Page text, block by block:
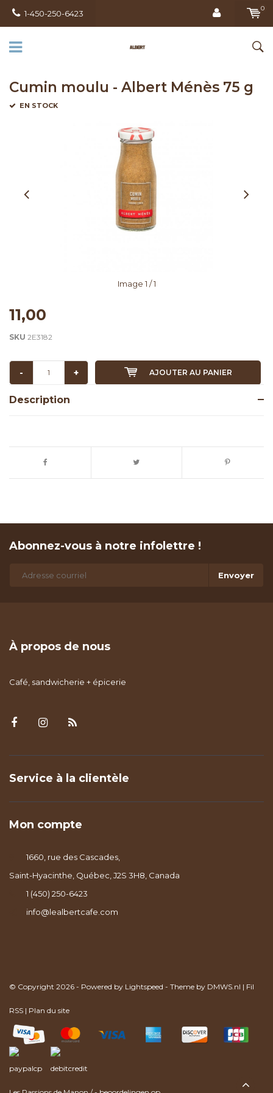
1-450-250-6423
0
Cumin moulu - Albert Ménès 75 g
EN STOCK
Image 1 / 1
11,00
SKU 2E3182
- + AJOUTER AU PANIER
Description
Abonnez-vous à notre infolettre !
Envoyer
À propos de nous
Café, sandwicherie + épicerie
Service à la clientèle
Mon compte
1660, rue des Cascades,
Saint-Hyacinthe, Québec, J2S 3H8, Canada
1 (450) 250-6423
info@lealbertcafe.com
© Copyright 2026 - Powered by Lightspeed - Theme by DMWS.nl | Fil
RSS | Plan du site